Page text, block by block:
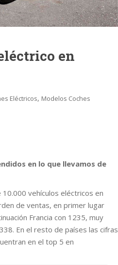
en
Eléctricos, Modelos Coches
en lo que llevamos de
vehículos eléctricos en
de ventas, en primer lugar
Francia con 1235, muy
En el resto de países las cifras
en el top 5 en